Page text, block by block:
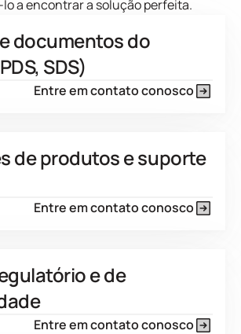
a encontrar a solução perfeita.
documentos do
SDS)
Entre em contato conosco
de produtos e suporte
Entre em contato conosco
e de
Entre em contato conosco